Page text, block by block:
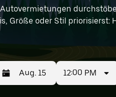
Größe oder Stil
Stuttgart Airport) ein, um
12:00 PM